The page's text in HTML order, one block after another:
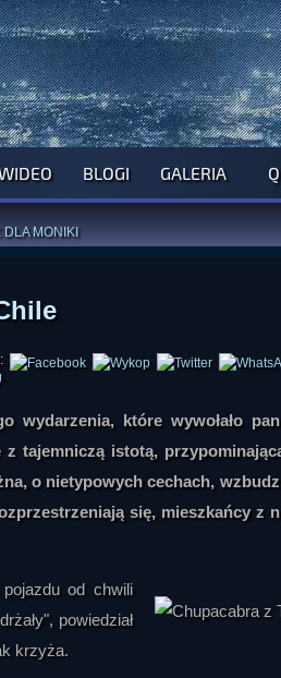
BLOGI GALERIA
TYDZIEŃ
MONIKI
wydarzenia, które wywołało
tajemniczą istotą,
o nietypowych cechach,
się, mieszkańcy z
od chwili
powiedział
krzyża.